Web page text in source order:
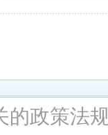
的政策法